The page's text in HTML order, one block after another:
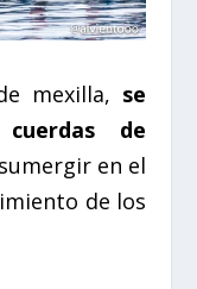
mexilla, se
de
en el
de los